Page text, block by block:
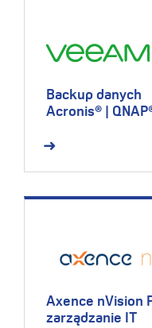
Backup danych
Acronis® |
Axence nVision
zarządzanie IT